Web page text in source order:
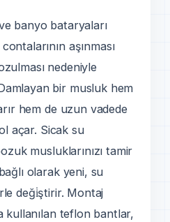
banyo bataryaları
aşınması
nedeniyle
bir musluk hem
hem de uzun vadede
açar. Sicak su
musluklarınızı tamir
olarak yeni, su
deği̇ştirir. Montaj
kullanılan teflon bantlar,